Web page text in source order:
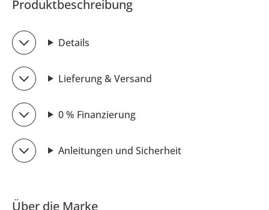
Produktbeschreibung
Details
Lieferung & Versand
0 % Finanzierung
Anleitungen und Sicherheit
Über die Marke